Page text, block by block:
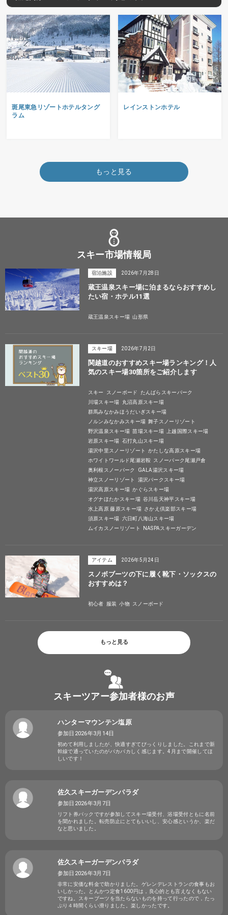
斑尾東急リゾートホテルタング
ラム
レインストンホテル
もっと見る
スキー市場情報局
宿泊施設 2026年7月28日
蔵王温泉スキー場に泊まるならおすすめし
たい宿・ホテル11選
蔵王温泉スキー場 山形県
スキー場 2026年7月2日
関越道のおすすめスキー場ランキング！人
気のスキー場30箇所をご紹介します
スキー スノーボード
たんばらスキーパーク
川場スキー場
丸沼高原スキー場
群馬みなかみほうだいぎスキー場
ノルンみなかみスキー場 舞子スノーリゾート
野沢温泉スキー場 苗場スキー場
上越国際スキー場
岩原スキー場 石打丸山スキー場
湯沢中里スノーリゾート
かたしな高原スキー場
ホワイトワールド尾瀬岩鞍 スノーパーク尾瀬戸倉
奥利根スノーパーク
GALA湯沢スキー場
神立スノーリゾート
湯沢パークスキー場
湯沢高原スキー場 かぐらスキー場
オグナほたかスキー場 谷川岳天神平スキー場
水上高原 藤原スキー場 さかえ倶楽部スキー場
須原スキー場 六日町八海山スキー場
ムイカスノーリゾート
NASPAスキーガーデン
アイテム 2026年5月24日
スノボブーツの下に履く靴下・ソックスの
おすすめは？
初心者 服装 小物 スノーボード
もっと見る
スキーツアー参加者様のお声
ハンターマウンテン塩原
参加日2026年3月14日
初めて利用しましたが、快適すぎてびっくりしました。これまで新
幹線で通っていたのがバカバカしく感じます。4月まで開催してほ
しいです！
佐久スキーガーデンパラダ
参加日2026年3月7日
リフト券パックですが参加してスキー場受付、浴場受付ともに名前
を聞かれました。転売防止にとてもいいし、安心感というか、楽だ
なと思いました。
佐久スキーガーデンパラダ
参加日2026年3月7日
非常に安価な料金で助かりました。ゲレンデレストランの食事もお
いしかった。とんかつ定食1600円は，良心的とも言えなくもない
ですね。スキーブーツを当たらないものを持って行ったので，たっ
ぷり４時間くらい滑りました。楽しかったです。